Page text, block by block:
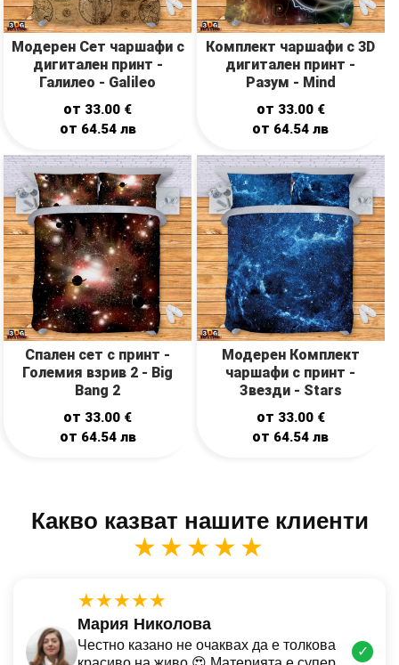
Модерен Сет чаршафи с
дигитален принт -
Галилео - Galileo
от 33.00 €
от 64.54 лв
Комплект чаршафи с 3D
дигитален принт -
Разум - Mind
от 33.00 €
от 64.54лв
Спален сет с принт -
Големия взрив 2 - Big
Bang 2
от 33.00 €
от 64.54 лв
Модерен Комплект
чаршафи с принт -
Звезди - Stars
от 33.00 €
от 64.54лв
Какво казват нашите клиенти
★★★★★
★★★★★
Мария Николова
Честно казано не очаквах да е толкова
✓